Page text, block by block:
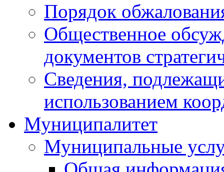
Порядок
Общественное
документов
Сведения,
использованием
Муниципалитет
Муниципальные